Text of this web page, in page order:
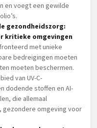
en voegt een gewilde
gezondheidszorg:
kritieke omgevingen
met unieke
bedreigingen moeten
moeten beschermen.
van UV-C-
dodende stoffen en AI-
die allemaal
gezondere omgeving voor